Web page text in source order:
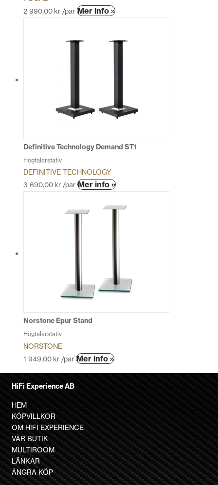
2 990,00 kr /par Mer info »Den
har
kan
väljas
produktsidan
Definitive Technology Demand ST1
Högtalarstativ
DEFINITIVE TECHNOLOGY
3 690,00 kr /par Mer info »Den
produkten
alternativen
kan
väljas
Norstone Epur Stand
Högtalarstativ
NORSTONE
1 949,00 kr /par Mer info »Den
varianter.
De
olika
alternativen
kan
väljas
på
HiFi Experience AB
HEM
KÖPVILLKOR
OM HIFI EXPERIENCE
VÅR BUTIK
MULTIROOM
LÄNKAR
ÅNGRA KÖP